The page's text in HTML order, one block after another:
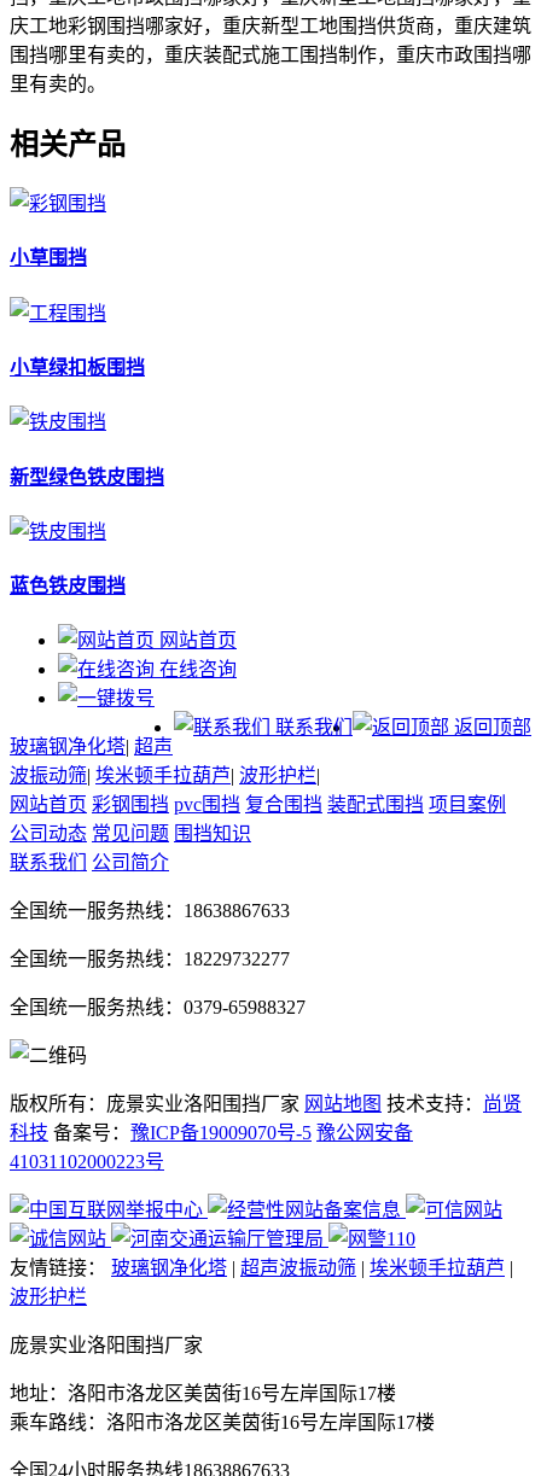
庆工地彩钢围挡哪家好，重庆新型工地围挡供货商，重庆建筑
围挡哪里有卖的，重庆装配式施工围挡制作，重庆市政围挡哪
里有卖的。
相关产品
小草围挡
小草绿扣板围挡
新型绿色铁皮围挡
蓝色铁皮围挡
网站首页
在线咨询
返回顶部
联系我们
玻璃钢净化塔| 超声
波振动筛| 埃米顿手拉葫芦| 波形护栏|
网站首页 彩钢围挡 pvc围挡 复合围挡 装配式围挡 项目案例
公司动态 常见问题 围挡知识
联系我们
公司简介
全国统一服务热线：18638867633
全国统一服务热线：18229732277
全国统一服务热线：0379-65988327
版权所有：庞景实业洛阳围挡厂家 网站地图 技术支持：
尚贤
科技 备案号： 豫ICP备19009070号-5 豫公网安备
41031102000223号
友情链接： 玻璃钢净化塔 | 超声波振动筛 | 埃米顿手拉葫芦 |
波形护栏
庞景实业洛阳围挡厂家
地址：洛阳市洛龙区美茵街16号左岸国际17楼
乘车路线：洛阳市洛龙区美茵街16号左岸国际17楼
全国24小时服务热线18638867633